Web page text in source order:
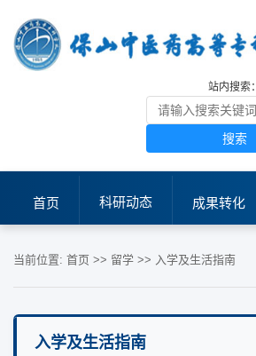
站内搜索：
搜索
首页 科研动态 成果转化
当前位置: 首页 >> 留学 >> 入学及生活指南
入学及生活指南